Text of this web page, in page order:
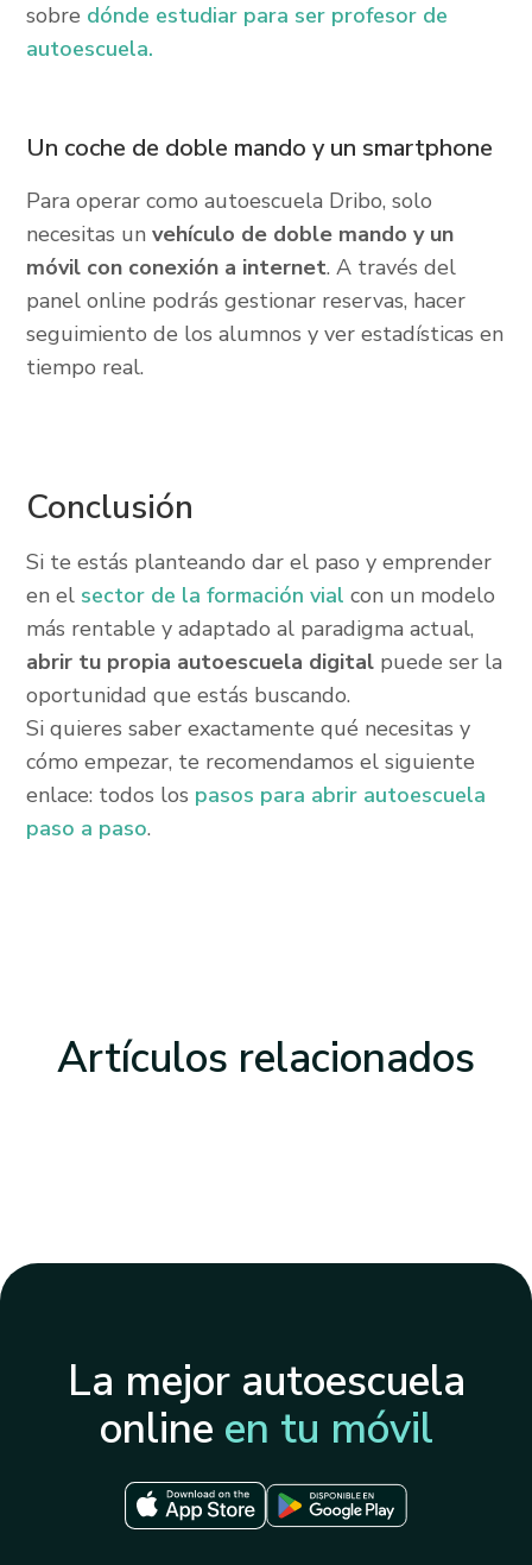
sobre dónde estudiar para ser profesor de
autoescuela.
Un coche de doble mando y un smartphone
Para operar como autoescuela Dribo, solo
necesitas unvehículo de doble mando y un
móvil con conexión a internet. A través del
panel online podrás gestionar reservas, hacer
seguimiento de los alumnos y ver estadísticas en
tiempo real.
Conclusión
Si te estás planteando dar el paso y emprender
en el sector de la formación vial con un modelo
más rentable y adaptado al paradigma actual,
abrir tu propia autoescuela digital puede ser la
oportunidad que estás buscando.
Si quieres saber exactamente qué necesitas y
cómo empezar, te recomendamos el siguiente
enlace: todos los pasos para abrir autoescuela
paso a paso.
Artículos relacionados
La mejor autoescuela
online en tu móvil